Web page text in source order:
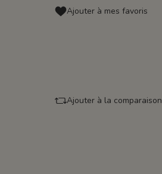
Ajouter à mes favoris
Ajouter à la comparaison